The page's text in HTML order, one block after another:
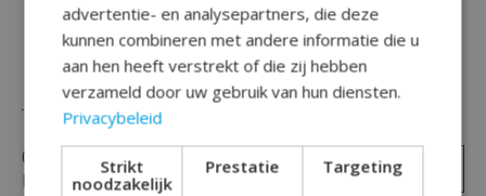
Reviews (0)
0 sterren op basis van0
beoordelingen
Je beoordeling toevoegen
advertentie- en analysepartners, die deze
kunnen combineren met andere informatie die u
aan hen heeft verstrekt of die zij hebben
verzameld door uw gebruik van hun diensten.
Privacybeleid
Strikt
noodzakelijk
Prestatie Targeting